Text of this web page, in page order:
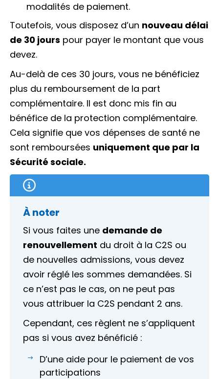
modalités de paiement.
Toutefois, vous disposez d’un nouveau délai
de 30 jours pour payer le montant que vous
devez.
Au-delà de ces 30 jours, vous ne bénéficiez
plus du remboursement de la part
complémentaire. Il est donc mis fin au
bénéfice de la protection complémentaire.
Cela signifie que vos dépenses de santé ne
sont remboursées uniquement que par la
Sécurité sociale.
À noter
Si vous faites une demande de
renouvellement du droit à la C2S ou
de nouvelles admissions, vous devez
avoir réglé les sommes demandées. Si
ce n’est pas le cas, on ne peut pas
vous attribuer la C2S pendant 2 ans.
Cependant, ces règlent ne s’appliquent
pas si vous avez bénéficié :
D’une aide pour le paiement de vos
participations